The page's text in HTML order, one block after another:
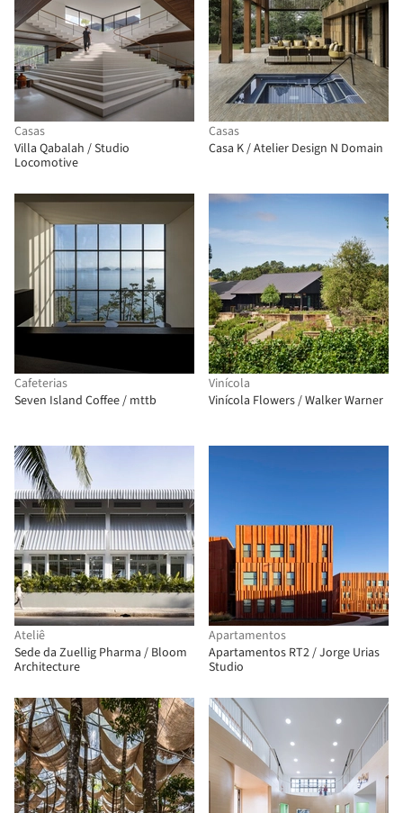
Casas
Villa Qabalah / Studio
Locomotive
Casas
Casa K / Atelier Design N Domain
Cafeterias
Seven Island Coffee / mttb
Vinícola
Vinícola Flowers / Walker Warner
Ateliê
Sede da Zuellig Pharma / Bloom
Architecture
Apartamentos
Apartamentos RT2 / Jorge Urias
Studio